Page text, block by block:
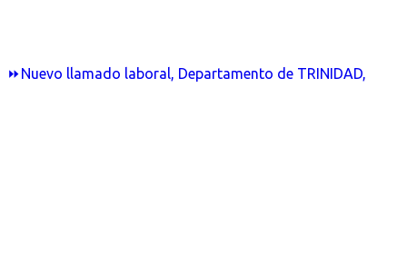
⏩Nuevo llamado laboral, Departamento de TRINIDAD,